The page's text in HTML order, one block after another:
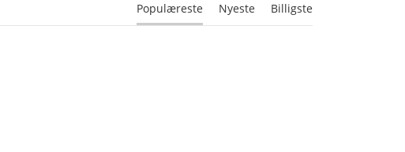
Populæreste Nyeste Billigste